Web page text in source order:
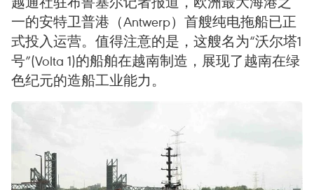
一的安特卫普港（Antwerp）首艘纯电拖船已正
式投入运营。值得注意的是，这艘名为“沃尔塔1
号”(Volta 1)的船舶在越南制造，展现了越南在绿
色纪元的造船工业能力。